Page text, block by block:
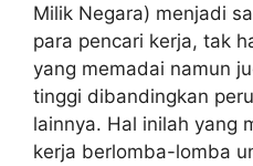
Milik Negara) menjadi
para pencari kerja, tak
yang memadai namun
tinggi dibandingkan
lainnya. Hal inilah yang
kerja berlomba-lomba